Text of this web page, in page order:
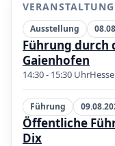
Ausstellung
Führung durch
Gaienhofen
14:30 - 15:30 Uhr
Führung
Öffentliche
Dix